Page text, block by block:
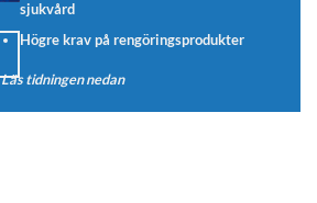
sjukvård
Högre krav på rengöringsprodukter
Läs tidningen nedan